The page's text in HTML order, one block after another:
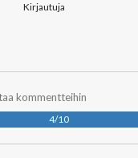
Kirjautuja
kommentteihin
4/10